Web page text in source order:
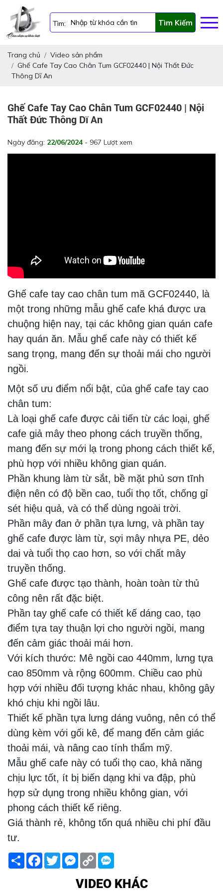
Tìm: Tìm Kiếm
Trang chủ
Video sản phẩm
Ghế Cafe Tay Cao Chân Tum GCF02440 | Nội Thất Đức
Thông Dĩ An
Ghế Cafe Tay Cao Chân Tum GCF02440 | Nội
Thất Đức Thông Dĩ An
Ngày đăng: 22/06/2024 - 967 Lượt xem
Ghế cafe tay cao chân tum mã GCF02440, là
một trong những mẫu ghế cafe khá được ưa
chuộng hiện nay, tại các không gian quán cafe
hay quán ăn. Mẫu ghế cafe này có thiết kế
sang trọng, mang đến sự thoải mái cho người
ngồi.
Một số ưu điểm nổi bật, của ghế cafe tay cao
chân tum:
Là loại ghế cafe được cải tiến từ các loại, ghế
cafe giả mây theo phong cách truyền thống,
mang đến sự mới lạ trong phong cách thiết kế,
phù hợp với nhiều không gian quán.
Phần khung làm từ sắt, bề mặt phủ sơn tĩnh
điện nên có độ bền cao, tuổi thọ tốt, chống gỉ
sét hiệu quả, và có thể dùng ngoài trời.
Phần mây đan ở phần tựa lưng, và phần tay
ghế cafe được làm từ, sợi mây nhựa PE, dẻo
dai và tuổi thọ cao hơn, so với chất mây
truyền thống.
Ghế cafe được tạo thành, hoàn toàn từ thủ
công nên rất đặc biệt.
Phần tay ghế cafe có thiết kế dáng cao, tạo
điểm tựa tay thuận lợi cho người ngồi, mang
đến cảm giác thoải mái hơn.
Với kích thước: Mê ngồi cao 440mm, lưng tựa
cao 850mm và rộng 600mm. Chiều cao phù
hợp với nhiều đối tượng khác nhau, không gây
khó chịu khi ngồi lâu.
Thiết kế phần tựa lưng dáng vuông, nên có thể
dùng kèm với gối kê, để mang đến cảm giác
thoải mái, và nâng cao tính thẩm mỹ.
Mẫu ghế cafe này có tuổi thọ cao, khả năng
chịu lực tốt, ít bị biến dạng khi va đập, phù
hợp sử dụng trong nhiều không gian, với
phong cách thiết kế riêng.
Giá thành rẻ, không tốn quá nhiều chi phí đầu
tư.
Share Facebook
TwitterMessenger
Copy
Link
VIDEO KHÁC